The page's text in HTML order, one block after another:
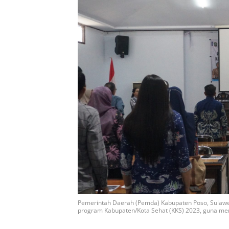
Pemerintah Daerah (Pemda) Kabupaten Poso,
program Kabupaten/Kota Sehat (KKS) 2023, guna